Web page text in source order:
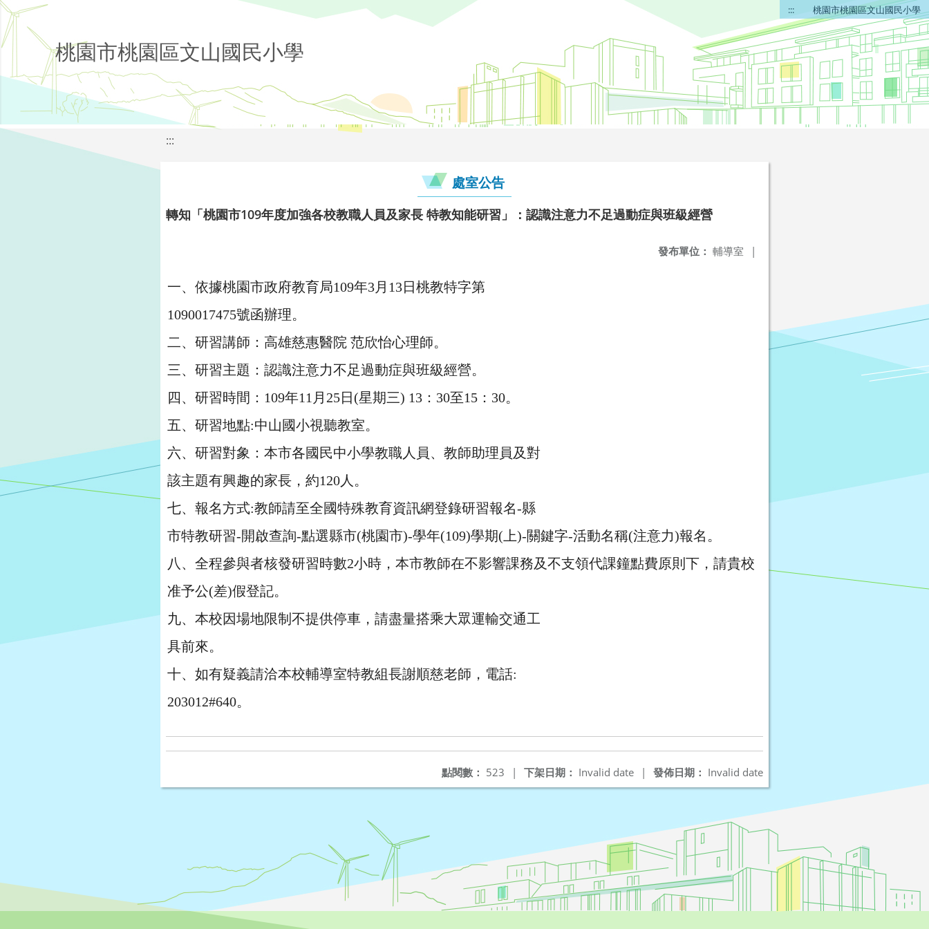
::: 桃園市桃園區文山國民小學
桃園市桃園區文山國民小學
:::
處室公告
轉知「桃園市109年度加強各校教職人員及家長 特教知能研習」：認識注意力不足過動症與班級經營
發布單位： 輔導室 |
一、依據桃園市政府教育局109年3月13日桃教特字第
1090017475號函辦理。
二、研習講師：高雄慈惠醫院 范欣怡心理師。
三、研習主題：認識注意力不足過動症與班級經營。
四、研習時間：109年11月25日(星期三) 13：30至15：30。
五、研習地點:中山國小視聽教室。
六、研習對象：本市各國民中小學教職人員、教師助理員及對
該主題有興趣的家長，約120人。
七、報名方式:教師請至全國特殊教育資訊網登錄研習報名-縣
市特教研習-開啟查詢-點選縣市(桃園市)-學年(109)學期(上)-關鍵字-活動名稱(注意力)報名。
八、全程參與者核發研習時數2小時，本市教師在不影響課務及不支領代課鐘點費原則下，請貴校
准予公(差)假登記。
九、本校因場地限制不提供停車，請盡量搭乘大眾運輸交通工
具前來。
十、如有疑義請洽本校輔導室特教組長謝順慈老師，電話:
203012#640。
發佈日期： Invalid date
下架日期： Invalid date |
點閱數： 523 |